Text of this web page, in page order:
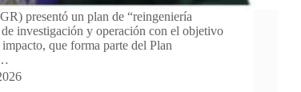
presentó un plan de “reingeniería
investigación y operación con el objetivo
que forma parte del Plan